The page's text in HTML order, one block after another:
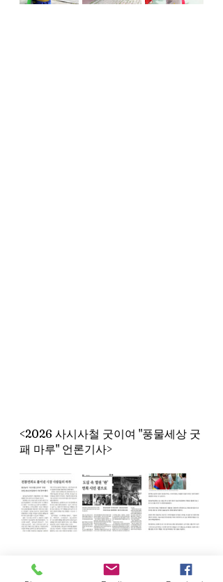
<﻿2026 사시사철 굿이여 "풍물세상 굿
패 마루" ﻿ 언론기사>